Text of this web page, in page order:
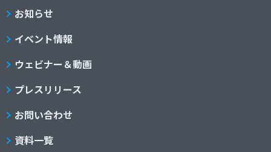
お知らせ
イベント情報
ウェビナー＆動画
プレスリリース
お問い合わせ
資料一覧